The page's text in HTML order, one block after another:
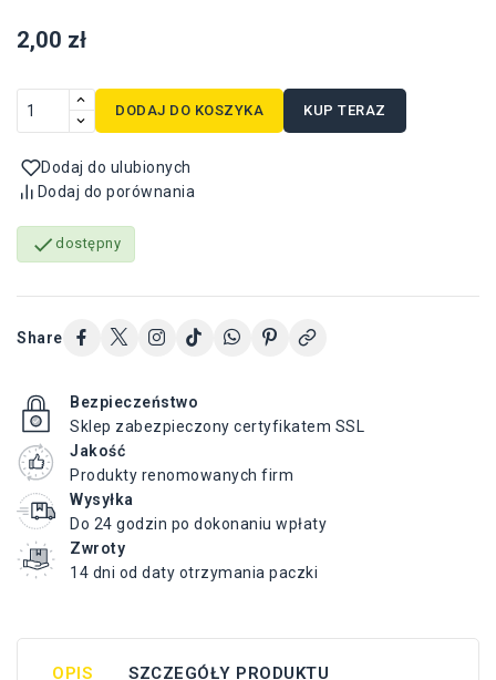
2,00 zł
DODAJ DO KOSZYKA KUP TERAZ
Dodaj do ulubionych
Dodaj do porównania
 dostępny
Share
Bezpieczeństwo
Sklep zabezpieczony certyfikatem SSL
Jakość
Produkty renomowanych firm
Wysyłka
Do 24 godzin po dokonaniu wpłaty
Zwroty
14 dni od daty otrzymania paczki
OPIS SZCZEGÓŁY PRODUKTU